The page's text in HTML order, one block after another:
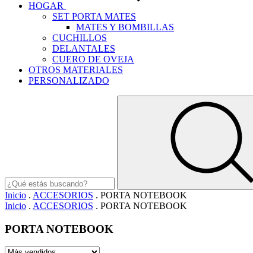
HOGAR
SET PORTA MATES
MATES Y BOMBILLAS
CUCHILLOS
DELANTALES
CUERO DE OVEJA
OTROS MATERIALES
PERSONALIZADO
Inicio . ACCESORIOS . PORTA NOTEBOOK
Inicio . ACCESORIOS . PORTA NOTEBOOK
PORTA NOTEBOOK